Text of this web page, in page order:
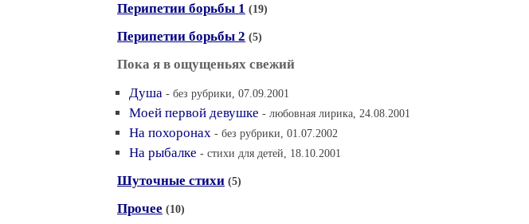
Перипетии борьбы 1 (19)
Перипетии борьбы 2 (5)
Пока я в ощущеньях свежий
Душа - без рубрики, 07.09.2001
Моей первой девушке - любовная лирика, 24.08.2001
На похоронах - без рубрики, 01.07.2002
На рыбалке - стихи для детей, 18.10.2001
Шуточные стихи (5)
Прочее (10)